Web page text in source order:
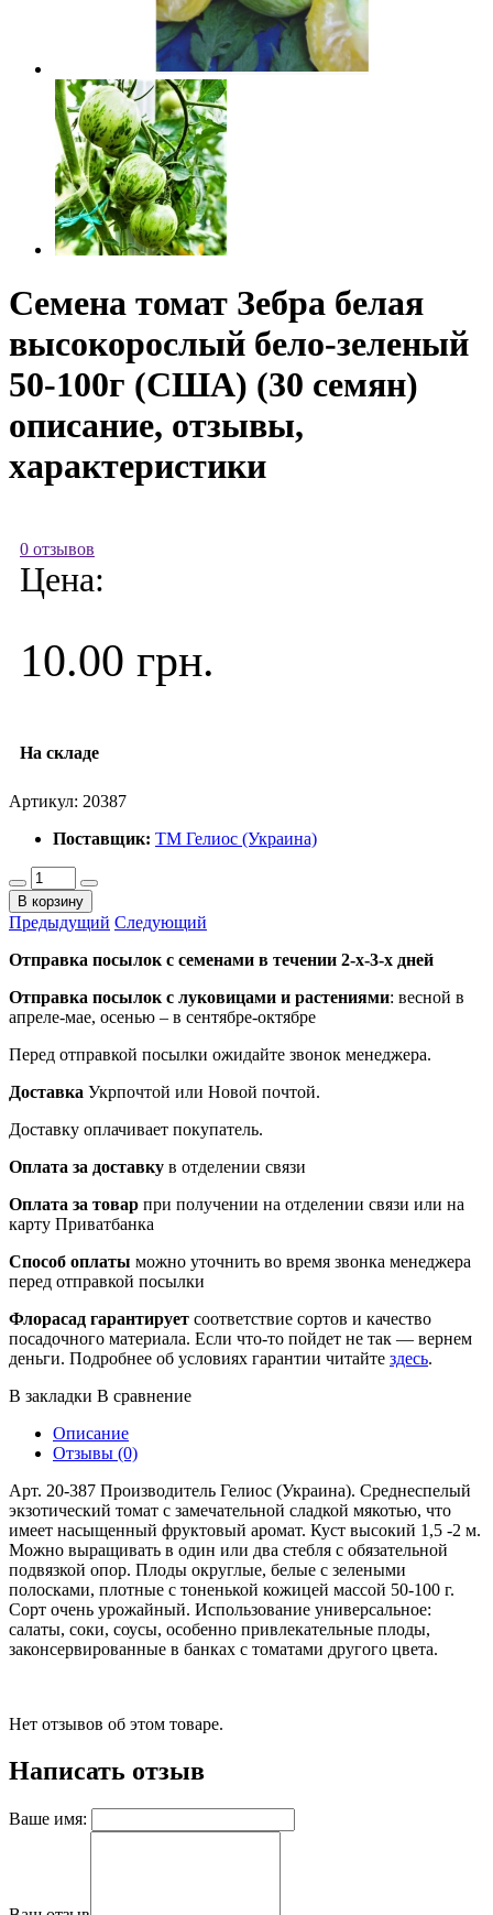
Семена томат Зебра белая
высокорослый бело-зеленый
50-100г (США) (30 семян)
описание, отзывы,
характеристики
0 отзывов
Цена:
10.00 грн.
На складе
Артикул: 20387
Поставщик: ТМ Гелиос (Украина)
В корзину
Предыдущий Следующий
Отправка посылок с семенами в течении 2-х-3-х дней
Отправка посылок с луковицами и растениями: весной в
апреле-мае, осенью – в сентябре-октябре
Перед отправкой посылки ожидайте звонок менеджера.
Доставка Укрпочтой или Новой почтой.
Доставку оплачивает покупатель.
Оплата за доставку в отделении связи
Оплата за товар при получении на отделении связи или на
карту Приватбанка
Способ оплаты можно уточнить во время звонка менеджера
перед отправкой посылки
Флорасад гарантирует соответствие сортов и качество
посадочного материала. Если что-то пойдет не так — вернем
деньги. Подробнее об условиях гарантии читайте здесь.
В закладки В сравнение
Описание
Отзывы (0)
Арт. 20-387 Производитель Гелиос (Украина). Среднеспелый
экзотический томат с замечательной сладкой мякотью, что
имеет насыщенный фруктовый аромат. Куст высокий 1,5 -2 м.
Можно выращивать в один или два стебля с обязательной
подвязкой опор. Плоды округлые, белые с зелеными
полосками, плотные с тоненькой кожицей массой 50-100 г.
Сорт очень урожайный. Использование универсальное:
салаты, соки, соусы, особенно привлекательные плоды,
законсервированные в банках с томатами другого цвета.
Нет отзывов об этом товаре.
Написать отзыв
Ваше имя: